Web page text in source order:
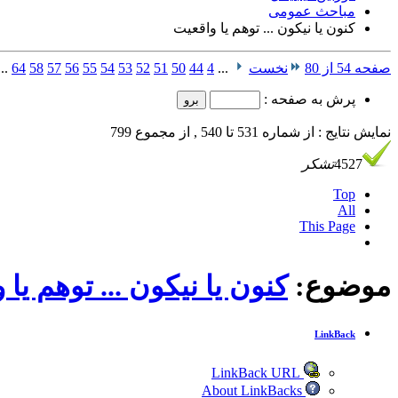
مباحث عمومی
كنون یا نیكون ... توهم یا واقعیت
صفحه 54 از 80 نخست ...
4
44
50
51
52
53
54
55
56
57
58
64
پرش به صفحه :
نمایش نتایج : از شماره 531 تا 540 , از مجموع 799
4527تشکر
Top
All
This Page
موضوع:كنون یا نیكون ... توهم یا
LinkBack